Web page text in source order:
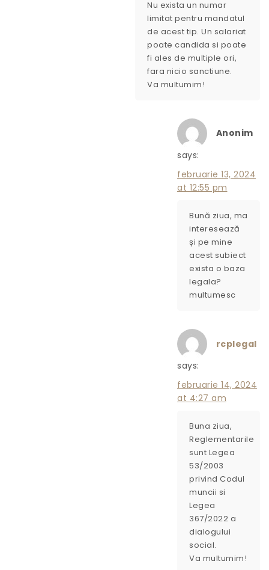
Nu exista un numar
limitat pentru mandatul
de acest tip. Un salariat
poate candida si poate
fi ales de multiple ori,
fara nicio sanctiune.
Va multumim!
Anonim
says:
februarie 13, 2024
at 12:55 pm
Bună ziua, ma
interesează
și pe mine
acest subiect
exista o baza
legala?
multumesc
rcplegal
says:
februarie 14, 2024
at 4:27 am
Buna ziua,
Reglementarile
sunt Legea
53/2003
privind Codul
muncii si
Legea
367/2022 a
dialogului
social.
Va multumim!